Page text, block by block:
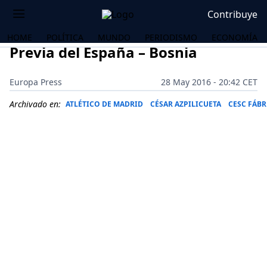
Contribuye
HOME POLÍTICA MUNDO PERIODISMO ECONOMÍA
Previa del España – Bosnia
Europa Press
28 May 2016 - 20:42 CET
Archivado en: ATLÉTICO DE MADRID CÉSAR AZPILICUETA CESC